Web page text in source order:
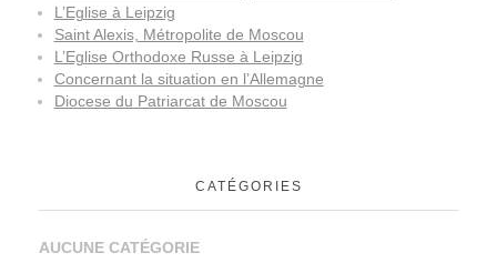
L’Eglise à Leipzig
Saint Alexis, Métropolite de Moscou
L’Eglise Orthodoxe Russe à Leipzig
Concernant la situation en l’Allemagne
Diocese du Patriarcat de Moscou
CATÉGORIES
AUCUNE CATÉGORIE